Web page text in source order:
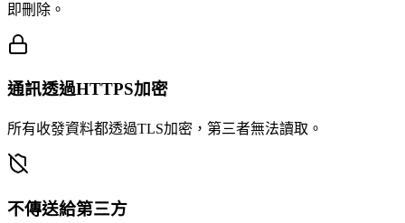
即刪除。
通訊透過HTTPS加密
所有收發資料都透過TLS加密，第三者無法讀取。
不傳送給第三方